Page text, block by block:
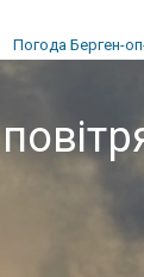
Погода Берген-